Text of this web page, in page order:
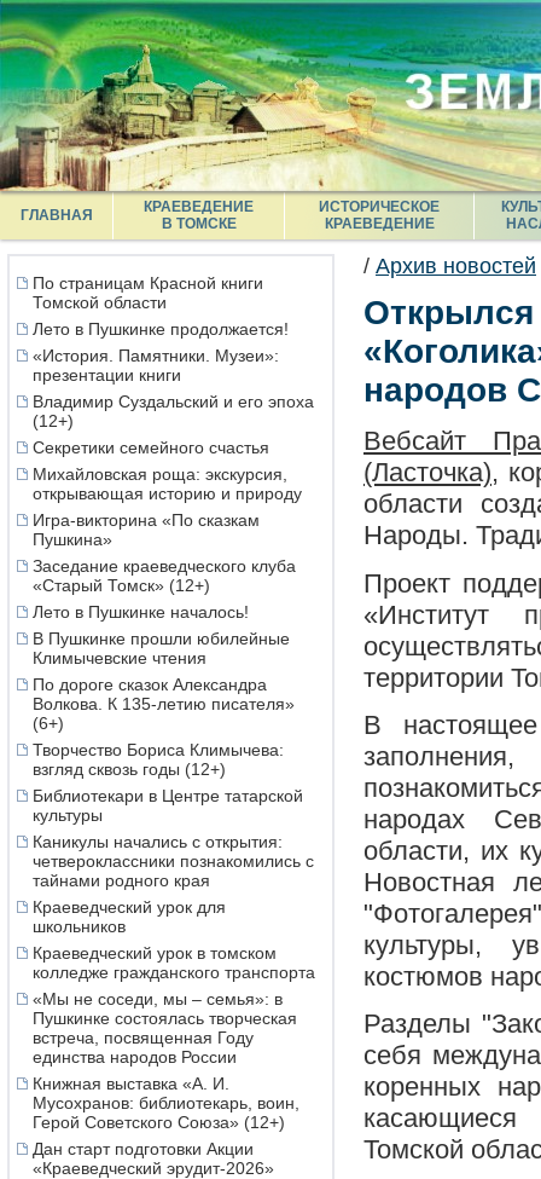
ГЛАВНАЯ
КРАЕВЕДЕНИЕ
В ТОМСКЕ
ИСТОРИЧЕСКОЕ
КРАЕВЕДЕНИЕ
По страницам Красной книги
Томской области
Лето в Пушкинке продолжается!
«История. Памятники. Музеи»:
презентации книги
Владимир Суздальский и его эпоха
(12+)
Секретики семейного счастья
Михайловская роща: экскурсия,
открывающая историю и природу
Игра-викторина «По сказкам
Пушкина»
Заседание краеведческого клуба
«Старый Томск» (12+)
Лето в Пушкинке началось!
В Пушкинке прошли юбилейные
Климычевские чтения
По дороге сказок Александра
Волкова. К 135-летию писателя»
(6+)
Творчество Бориса Климычева:
взгляд сквозь годы (12+)
Библиотекари в Центре татарской
культуры
Каникулы начались с открытия:
четвероклассники познакомились с
тайнами родного края
Краеведческий урок для
школьников
Краеведческий урок в томском
колледже гражданского транспорта
«Мы не соседи, мы – семья»: в
Пушкинке состоялась творческая
встреча, посвященная Году
единства народов России
Книжная выставка «А. И.
Мусохранов: библиотекарь, воин,
Герой Советского Союза» (12+)
Дан старт подготовки Акции
«Краеведческий эрудит-2026»
/ Архив новостей
Открылся
народов
Вебсайт
(Ласточка),
области
Народы.
Проект
«Институт
территории
В
народах
области, их
Новостная
культуры,
костюмов
Разделы
себя
коренных
касающиеся
Томской